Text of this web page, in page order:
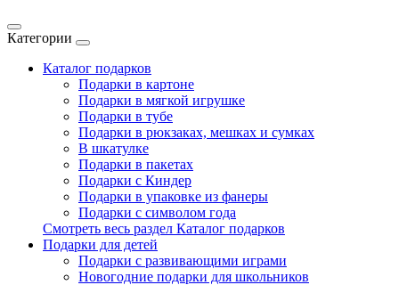
Категории
Каталог подарков
Подарки в картоне
Подарки в мягкой игрушке
Подарки в тубе
Подарки в рюкзаках, мешках и сумках
В шкатулке
Подарки в пакетах
Подарки с Киндер
Подарки в упаковке из фанеры
Подарки с символом года
Смотреть весь раздел Каталог подарков
Подарки для детей
Подарки с развивающими играми
Новогодние подарки для школьников